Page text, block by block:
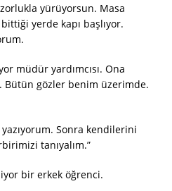
yürüyorsun. Masa
yerde kapı başlıyor.
müdür yardımcısı. Ona
Bütün gözler benim üzerimde.
Sonra kendilerini
tanıyalım.”
bir erkek öğrenci.